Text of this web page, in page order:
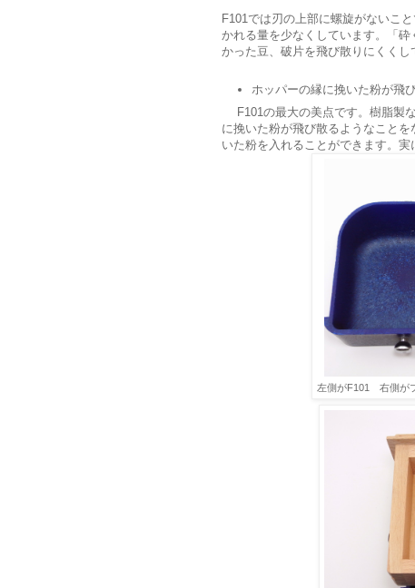
F101では刃の上部に螺旋がないこ
かれる量を少なくしています。「
かった豆、破片を飛び散りにくくし
ホッパーの縁に挽いた粉が飛
F101の最大の美点です。樹脂製
に挽いた粉が飛び散るようなこと
いた粉を入れることができます。実
左側がF101 右側が